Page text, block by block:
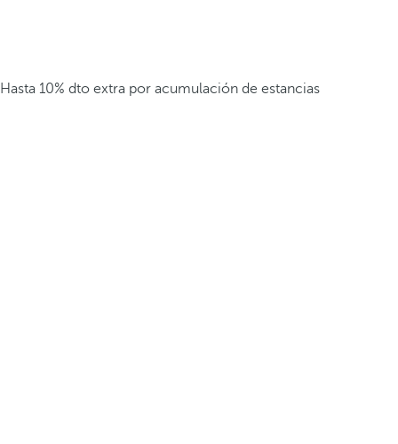
Hasta 10% dto extra por acumulación de estancias